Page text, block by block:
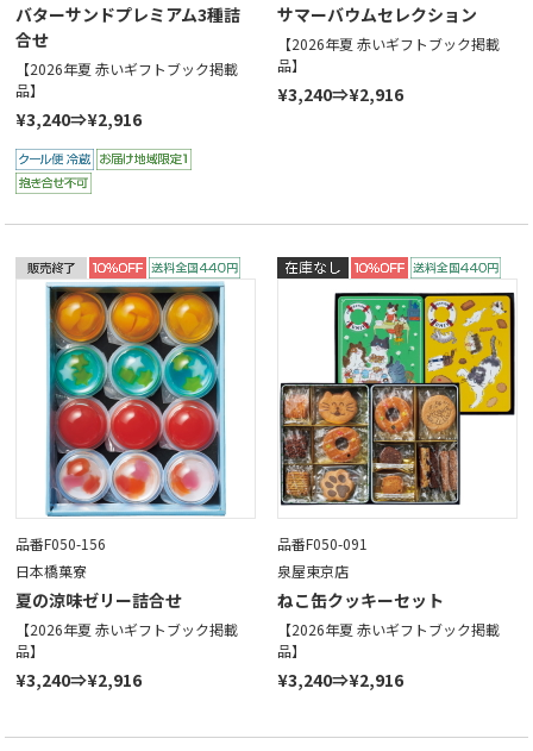
バターサンドプレミアム3種詰
合せ
【2026年夏 赤いギフトブック掲載
品】
¥3,240⇒¥2,916
サマーバウムセレクション
【2026年夏 赤いギフトブック掲載
品】
¥3,240⇒¥2,916
品番F050-156
日本橋菓寮
夏の涼味ゼリー詰合せ
【2026年夏 赤いギフトブック掲載
品】
¥3,240⇒¥2,916
品番F050-091
泉屋東京店
ねこ缶クッキーセット
【2026年夏 赤いギフトブック掲載
品】
¥3,240⇒¥2,916